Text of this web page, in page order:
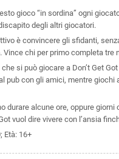
gioco “in sordina” ogni
degli altri giocatori.
è convincere gli sfidanti,
Vince chi per primo completa tre
si può giocare a Don’t Get
pub con gli amici, mentre giochi
durare alcune ore, oppure giorni
vuol dire vivere con l’ansia
Età: 16+